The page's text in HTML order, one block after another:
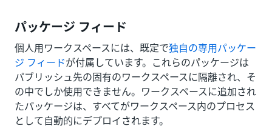
パッケージ フィード
個人用ワークスペースには、既定で独自の専用パッケー
ジ フィードが付属しています。これらのパッケージは
パブリッシュ先の固有のワークスペースに隔離され、そ
の中でしか使用できません。ワークスペースに追加され
たパッケージは、すべてがワークスペース内のプロセス
として自動的にデプロイされます。